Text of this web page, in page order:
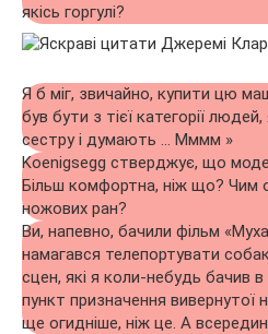
якісь горгулі?
Я б міг, звичайно, купити цю
був бути з тієї категорії
сестру і думають … Мммм »
Koenigsegg стверджує, що
Більш комфортна, ніж що? Чим
ножових ран?
Ви, напевно, бачили фільм
намагався телепортувати
сцен, які я коли-небудь бачив
пункт призначення вивернутої
ще огидніше, ніж це. А